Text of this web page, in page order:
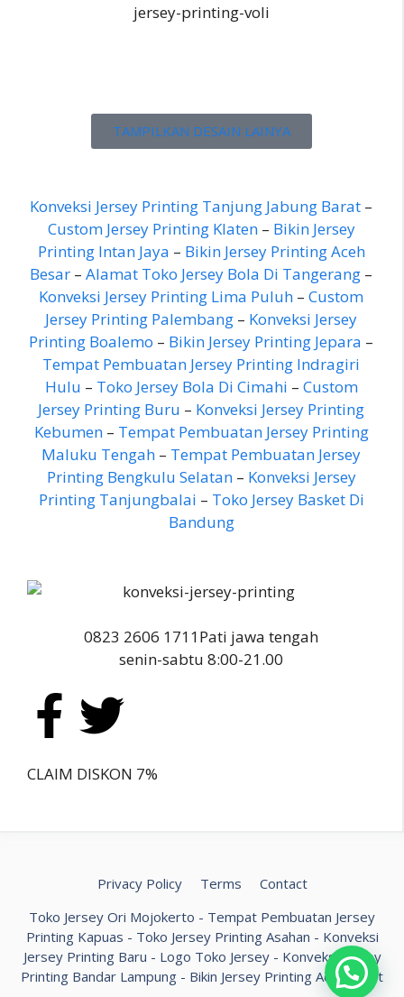
jersey-printing-voli
TAMPILKAN DESAIN LAINYA
Konveksi Jersey Printing Tanjung Jabung Barat –
Custom Jersey Printing Klaten– Bikin Jersey
Printing Intan Jaya – Bikin Jersey Printing Aceh
Besar – Alamat Toko Jersey Bola Di Tangerang –
Konveksi Jersey Printing Lima Puluh – Custom
Jersey Printing Palembang – Konveksi Jersey
Printing Boalemo – Bikin Jersey Printing Jepara –
Tempat Pembuatan Jersey Printing Indragiri
Hulu – Toko Jersey Bola Di Cimahi – Custom
Jersey Printing Buru – Konveksi Jersey Printing
Kebumen– Tempat Pembuatan Jersey Printing
Maluku Tengah – Tempat Pembuatan Jersey
Printing Bengkulu Selatan– Konveksi Jersey
Printing Tanjungbalai – Toko Jersey Basket Di
Bandung
0823 2606 1711Pati jawa tengah
senin-sabtu 8:00-21.00
CLAIM DISKON 7%
Privacy Policy Terms
Contact
Toko Jersey Ori Mojokerto - Tempat Pembuatan Jersey
Printing Kapuas - Toko Jersey Printing Asahan - Konveksi
Jersey Printing Baru - Logo Toko Jersey- Konveksi Jersey
Printing Bandar Lampung - Bikin Jersey Printing Aceh Barat